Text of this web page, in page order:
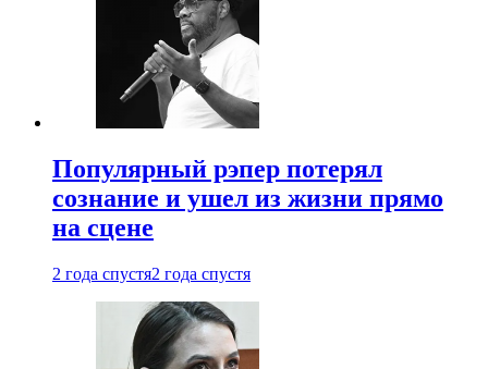
Популярный рэпер потерял
сознание и ушел из жизни прямо
на сцене
2 года спустя2 года спустя